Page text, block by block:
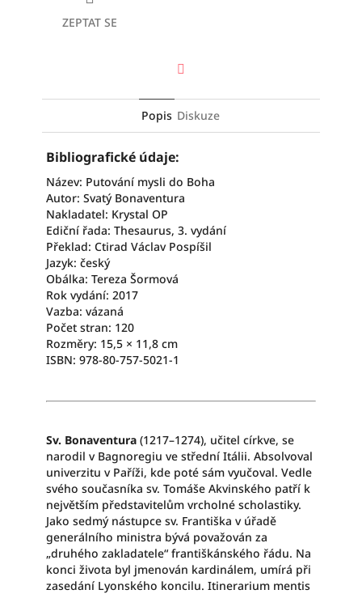
ZEPTAT SE
Popis Diskuze
Bibliografické údaje:
Název: Putování mysli do Boha
Autor: Svatý Bonaventura
Nakladatel: Krystal OP
Ediční řada: Thesaurus, 3. vydání
Překlad: Ctirad Václav Pospíšil
Jazyk: český
Obálka: Tereza Šormová
Rok vydání: 2017
Vazba: vázaná
Počet stran: 120
Rozměry: 15,5 × 11,8 cm
ISBN: 978-80-757-5021-1
Sv. Bonaventura(1217–1274), učitel církve, se
narodil v Bagnoregiu ve střední Itálii. Absolvoval
univerzitu v Paříži, kde poté sám vyučoval. Vedle
svého současníka sv. Tomáše Akvinského patří k
největším představitelům vrcholné scholastiky.
Jako sedmý nástupce sv. Františka v úřadě
generálního ministra bývá považován za
„druhého zakladatele“ františkánského řádu. Na
konci života byl jmenován kardinálem, umírá při
zasedání Lyonského koncilu. Itinerarium mentis